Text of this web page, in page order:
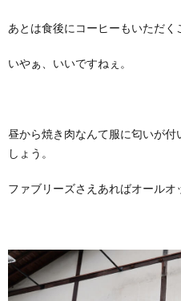
あとは食後にコーヒーもいただく
いやぁ、いいですねぇ。
昼から焼き肉なんて服に匂いが
しょう。
ファブリーズさえあればオールオ